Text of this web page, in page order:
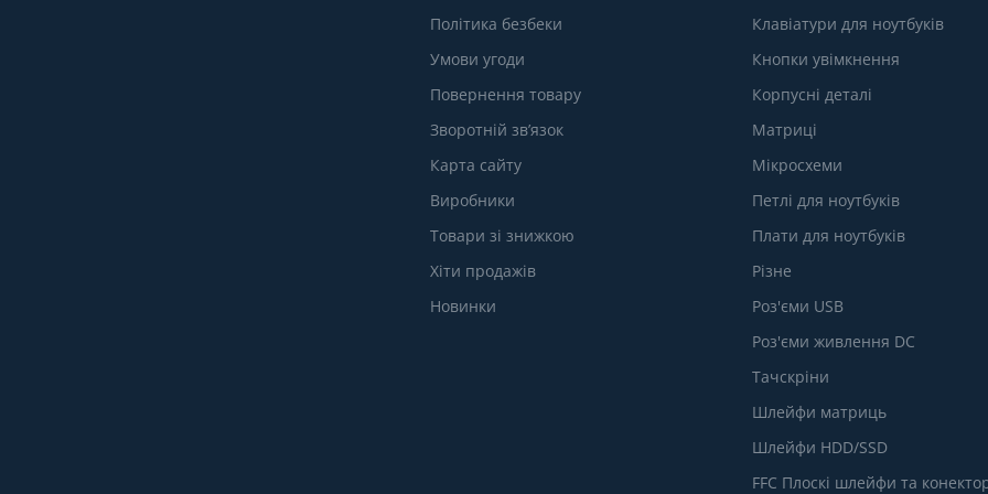
Політика безбеки
Умови угоди
Повернення товару
Зворотній зв’язок
Карта сайту
Виробники
Товари зі знижкою
Хіти продажів
Новинки
Клавіатури для ноутбуків
Кнопки увімкнення
Корпусні деталі
Матриці
Мікросхеми
Петлі для ноутбуків
Плати для ноутбуків
Різне
Роз'єми USB
Роз'єми живлення DC
Тачскріни
Шлейфи матриць
Шлейфи HDD/SSD
FFC Плоскі шлейфи та